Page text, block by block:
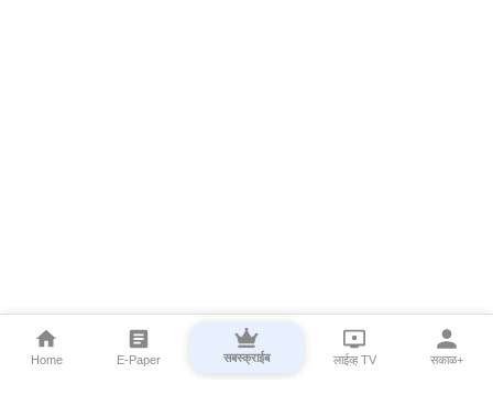
Home E-Paper सबस्क्राईब लाईव्ह TV सकाळ+